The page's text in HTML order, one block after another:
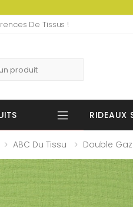
De Tissus !
RIDEAUX
ABC Du Tissu Double